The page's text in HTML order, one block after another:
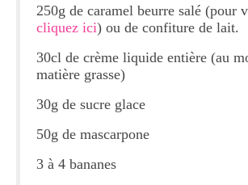
Légumes
Pâtes Riz Polenta
Poissons
Tartes Pizzas Croq’
Viandes
250g de caramel beurre salé (pour
cliquez ici) ou de confiture de lait.
30cl de crème liquide entière (au
matière grasse)
30g de sucre glace
50g de mascarpone
3 à 4 bananes